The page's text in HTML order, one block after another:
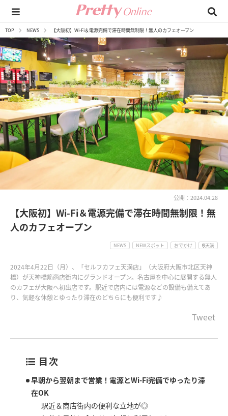
TOP NEWS 【大阪初】Wi-Fi＆電源完備で滞在時間無制限！無人のカフェオープン
公開：2024.04.28
【大阪初】Wi-Fi＆電源完備で滞在時間無制限！無
人のカフェオープン
NEWS NEWスポット おでかけ 天満
2024年4月22日（月）、「セルフカフェ天満店」（大阪府大阪市北区天神
橋）が天神橋筋商店街内にグランドオープン。名古屋を中心に展開する無人
のカフェが大阪へ初出店です。駅近で店内には電源などの設備も備えてあ
り、気軽な休憩とゆったり滞在のどちらにも便利です♪
Tweet
目次
早朝から翌朝まで営業！電源とWi-Fi完備でゆったり滞
在OK
駅近＆商店街内の便利な立地が◎